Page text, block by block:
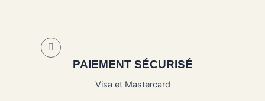
PAIEMENT SÉCURISÉ
Visa et Mastercard